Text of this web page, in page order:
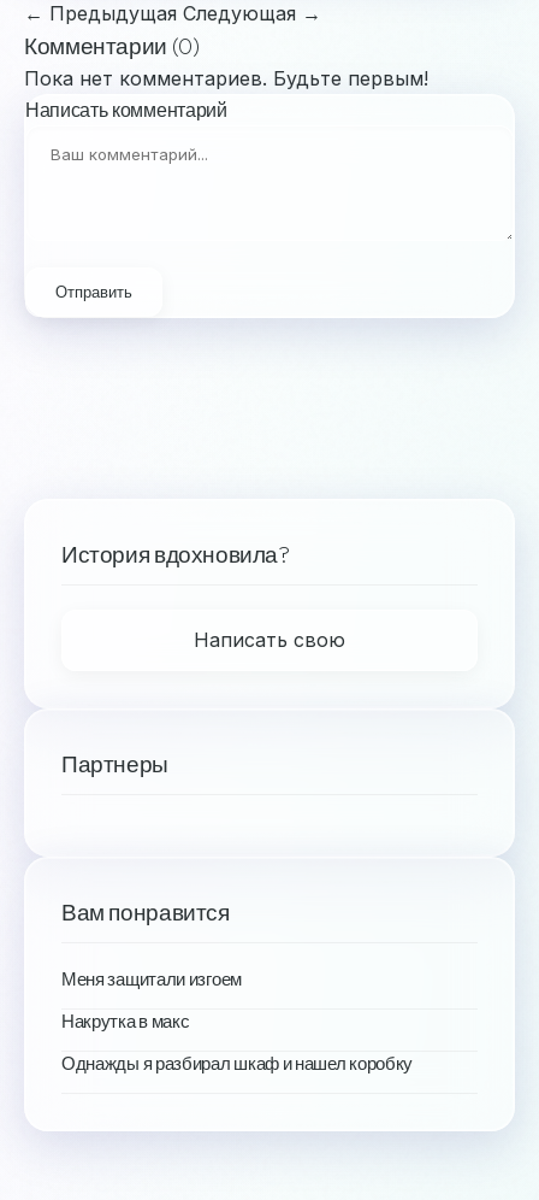
← Предыдущая Следующая →
Комментарии (0)
Пока нет комментариев. Будьте первым!
Написать комментарий
Отправить
История вдохновила?
Написать свою
Партнеры
Вам понравится
Меня защитали изгоем
Накрутка в макс
Однажды я разбирал шкаф и нашел коробку